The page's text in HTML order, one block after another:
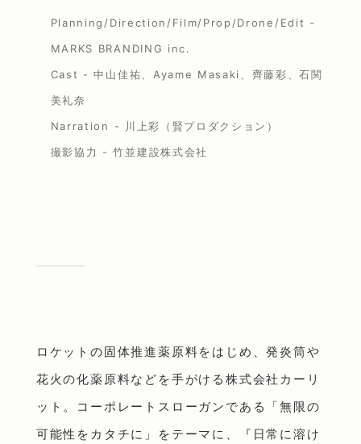
Planning/Direction/Film/Prop/Drone/Edit -
MARKS BRANDING inc.
Cast - 中山佳祐、Ayame Masaki、齊藤彩、石関
美礼奈
Narration - 川上彩（賢プロダクション）
撮影協力 - 竹並建設株式会社
ロケットの固体推進薬原料をはじめ、発炎筒や
花火の化薬原料などを手がける株式会社カーリ
ット。コーポレートスローガンである「無限の
可能性をカタチに」をテーマに、『日常に溶け